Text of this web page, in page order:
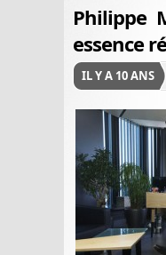
Philippe
essence
IL Y A 10 ANS